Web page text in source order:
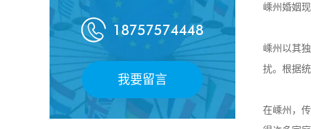
 18757574448
我要留言
嵊州婚姻
嵊州以其
扰。根据
在嵊州，